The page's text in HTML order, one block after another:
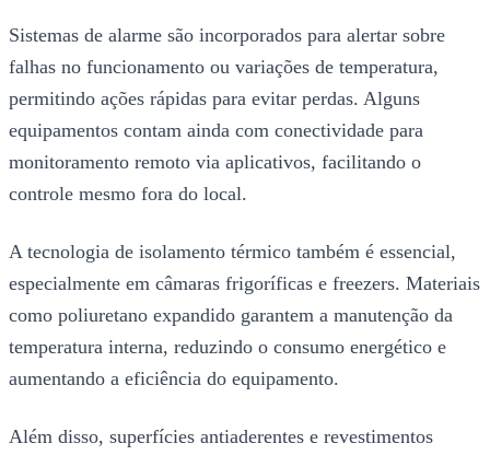
Sistemas de alarme são incorporados para alertar sobre
falhas no funcionamento ou variações de temperatura,
permitindo ações rápidas para evitar perdas. Alguns
equipamentos contam ainda com conectividade para
monitoramento remoto via aplicativos, facilitando o
controle mesmo fora do local.
A tecnologia de isolamento térmico também é essencial,
especialmente em câmaras frigoríficas e freezers. Materiais
como poliuretano expandido garantem a manutenção da
temperatura interna, reduzindo o consumo energético e
aumentando a eficiência do equipamento.
Além disso, superfícies antiaderentes e revestimentos